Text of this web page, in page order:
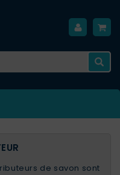
de savon sont